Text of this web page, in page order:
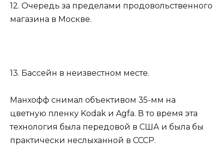
12. Очередь за пределами продовольственного
магазина в Москве.
13. Бассейн в неизвестном месте.
Манхофф снимал объективом 35-мм на
цветную пленку Kodak и Agfa. В то время эта
технология была передовой в США и была бы
практически неслыханной в СССР.